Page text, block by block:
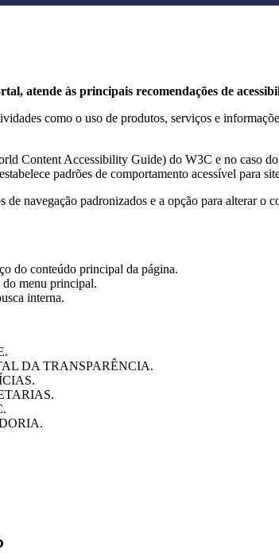
atende às principais recomendações de
como o uso de produtos, serviços e
Content Accessibility Guide) do W3C e no caso
padrões de comportamento acessível para
navegação padronizados e a opção para alterar o
do conteúdo principal da página.
do menu principal.
interna.
DA TRANSPARÊNCIA.